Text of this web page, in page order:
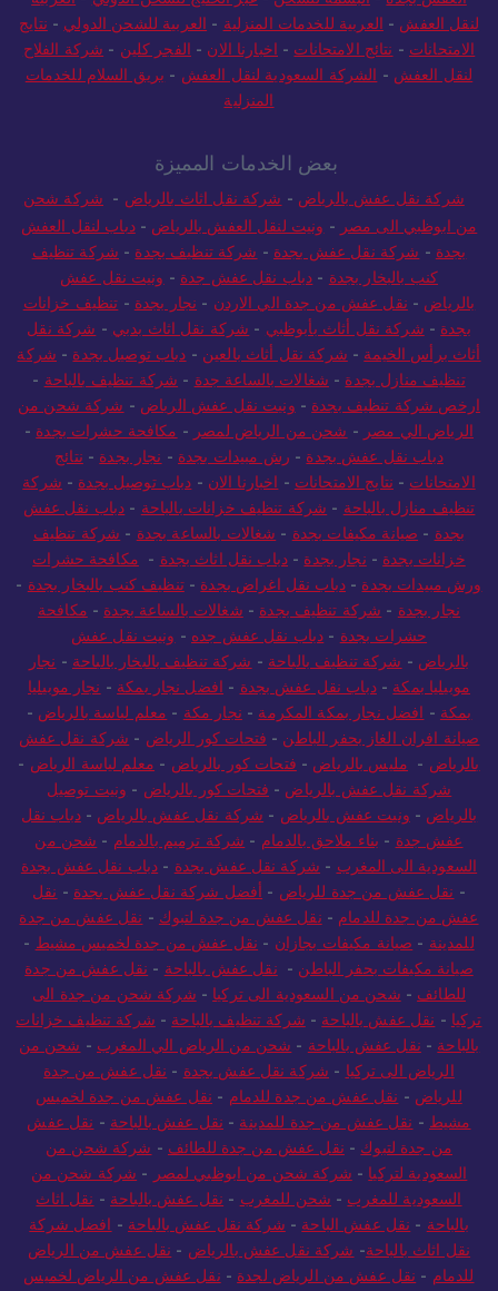
لنقل العفش - العربية للخدمات المنزلية - العربية للشحن الدولي - نتايج
الامتحانات - نتائج الامتحانات - اخبارنا الان - الفجر كلين - شركة الفلاح
لنقل العفش - الشركة السعودية لنقل العفش - بريق السلام للخدمات
المنزلية
بعض الخدمات المميزة
شركة نقل عفش بالرياض - شركة نقل اثاث بالرياض - شركة شحن
من ابوظبي الى مصر - ونيت لنقل العفش بالرياض -دباب لنقل العفش
بجدة - شركة نقل عفش بجدة - شركة تنظيف بجدة - شركة تنظيف
كنب بالبخار بجدة - دباب نقل عفش جدة - ونيت نقل عفش
بالرياض - نقل عفش من جدة الي الاردن - نجار بجدة - تنظيف خزانات
بجدة - شركة نقل أثاث بأبوظبي - شركة نقل اثاث بدبي - شركة نقل
أثاث برأس الخيمة - شركة نقل أثاث بالعين - دباب توصيل بجدة - شركة
تنظيف منازل بجدة - شغالات بالساعة جدة - شركة تنظيف بالباحة -
ارخص شركة تنظيف بجدة - ونيت نقل عفش الرياض - شركة شحن من
الرياض الي مصر - شحن من الرياض لمصر - مكافحة حشرات بجدة -
دباب نقل عفش بجدة - رش مبيدات بجدة - نجار بجدة - نتائج
الامتحانات - نتايج الامتحانات - اخبارنا الان - دباب توصيل بجدة - شركة
تنظيف منازل بالباحة - شركة تنظيف خزانات بالباحة - دباب نقل عفش
بجدة - صيانة مكيفات بجدة - شغالات بالساعة بجدة - شركة تنظيف
خزانات بجدة - نجار بجدة - دباب نقل اثاث بجدة - مكافحة حشرات
ورش مبيدات بجدة -دباب نقل اغراض بجدة -تنظيف كنب بالبخار بجدة -
نجار بجدة - شركة تنظيف بجدة - شغالات بالساعة بجدة - مكافحة
حشرات بجدة - دباب نقل عفش جده - ونيت نقل عفش
بالرياض - شركة تنظيف بالباحة - شركة تنظيف بالبخار بالباحة - نجار
موبيليا بمكة -دباب نقل عفش بجدة - افضل نجار بمكة - نجار موبيليا
بمكة - افضل نجار بمكة المكرمة - نجار مكة - معلم لياسة بالرياض -
صيانة افران الغاز بحفر الباطن - فتحات كور الرياض - شركة نقل عفش
بالرياض - مليس بالرياض - فتحات كور بالرياض - معلم لياسة الرياض -
شركة نقل عفش بالرياض - فتحات كور بالرياض - ونيت توصيل
بالرياض - ونيت عفش بالرياض - شركة نقل عفش بالرياض -دباب نقل
عفش جدة - بناء ملاحق بالدمام - شركة ترميم بالدمام - شحن من
السعودية الى المغرب - شركة نقل عفش بجدة - دباب نقل عفش بجدة
- نقل عفش من جدة للرياض - أفضل شركة نقل عفش بجدة - نقل
عفش من جدة للدمام - نقل عفش من جدة لتبوك - نقل عفش من جدة
للمدينة - صيانة مكيفات بجازان - نقل عفش من جدة لخميس مشيط -
صيانة مكيفات بحفر الباطن - نقل عفش بالباحة - نقل عفش من جدة
للطائف - شحن من السعودية الى تركيا - شركة شحن من جدة الى
تركيا - نقل عفش بالباحة - شركة تنظيف بالباحة - شركة تنظيف خزانات
بالباحة - نقل عفش بالباحة - شحن من الرياض الي المغرب - شحن من
الرياض الى تركيا - شركة نقل عفش بجدة - نقل عفش من جدة
للرياض - نقل عفش من جدة للدمام - نقل عفش من جدة لخميس
مشيط - نقل عفش من جدة للمدينة - نقل عفش بالباحة - نقل عفش
من جدة لتبوك - نقل عفش من جدة للطائف - شركة شحن من
السعودية لتركيا - شركة شحن من ابوظبي لمصر - شركة شحن من
السعودية للمغرب - شحن للمغرب - نقل عفش بالباحة - نقل اثاث
بالباحة - نقل عفش الباحة - شركة نقل عفش بالباحة - افضل شركة
نقل اثاث بالباحة- شركة نقل عفش بالرياض - نقل عفش من الرياض
للدمام - نقل عفش من الرياض لجدة - نقل عفش من الرياض لخميس